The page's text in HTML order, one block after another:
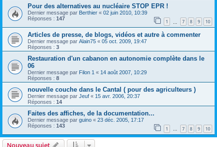
Pour des alternatives au nucléaire STOP EPR !
Dernier message par Berthier « 02 juin 2010, 10:39
Réponses : 147 1 7 8 9 10
Articles de presse, de blogs, vidéos et autre à commenter
Dernier message par Alain75 « 05 oct. 2009, 19:47
Réponses : 3
Restauration d'un cabanon en autonomie complète dans le
06
Dernier message par Filon 1 « 14 août 2007, 10:29
Réponses : 8
nouvelle couche dans le Cantal ( pour des agriculteurs )
Dernier message par Jeuf « 15 avr. 2006, 20:37
Réponses : 14
Faites des affiches, de la documentation...
Dernier message par guino « 23 déc. 2005, 17:17
Réponses : 143 1 … 7 8 9 10
Nouveau sujet